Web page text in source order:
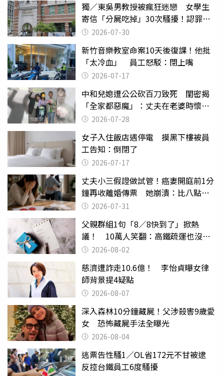
獨／東吳男教授被瘋狂迷戀 女學生
寄信「分屍吃掉」30次騷擾！認罪免
關 2026-07-30
新竹音樂教室命案10天後復課！他批
「太冷血」 員工怒駁：閉上嘴
2026-07-17
中和兒媳遭公公砍百刀致死 閨密揭
「全家都惡魔」：丈夫在老婆時懷孕
摔東西
2026-07-28
女子入住飯店遇停電 摸黑下樓被員
工告知：倒閉了
2026-07-17
丈夫小三假證做試管！癌妻開庭前1分
鐘再收離婚傳票 她崩潰：比八點檔
還扯2026-07-31
父親群組1句「8／8快到了」掀熱
議！ 10萬人笑翻：高鐵疏運也沒列
父親節
2026-08-02
慈濟遭詐走10.6億！ 李怡貞曝女律
師背景提4疑點
2026-08-07
深入森林10分鐘藏屍！父涉殺害9歲愛
女 恐怖藏屍手法全曝光
2026-08-04
逃票告性騷1／OL省172元不甘被逮
反控台鐵員工6度騷擾